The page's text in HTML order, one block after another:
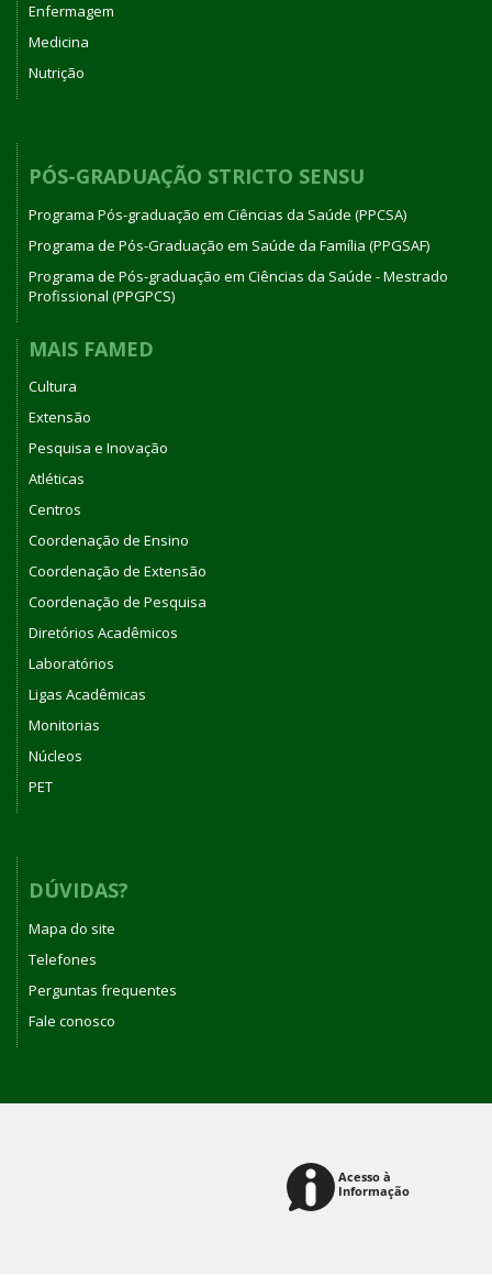
Enfermagem
Medicina
Nutrição
PÓS-GRADUAÇÃO STRICTO SENSU
Programa Pós-graduação em Ciências da Saúde (PPCSA)
Programa de Pós-Graduação em Saúde da Família (PPGSAF)
Programa de Pós-graduação em Ciências da Saúde - Mestrado
Profissional (PPGPCS)
MAIS FAMED
Cultura
Extensão
Pesquisa e Inovação
Atléticas
Centros
Coordenação de Ensino
Coordenação de Extensão
Coordenação de Pesquisa
Diretórios Acadêmicos
Laboratórios
Ligas Acadêmicas
Monitorias
Núcleos
PET
DÚVIDAS?
Mapa do site
Telefones
Perguntas frequentes
Fale conosco